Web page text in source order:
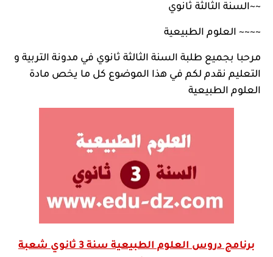
~~السنة الثالثة ثانوي
~~~~ العلوم الطبيعية
مرحبا بجميع طلبة السنة الثالثة ثانوي في مدونة التربية و
التعليم نقدم لكم في هذا الموضوع كل ما يخص مادة
العلوم الطبيعية
برنامج دروس العلوم الطبيعية سنة 3 ثانوي شعبة